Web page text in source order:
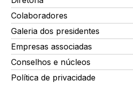
Colaboradores
Galeria dos presidentes
Empresas associadas
Conselhos e núcleos
Política de privacidade